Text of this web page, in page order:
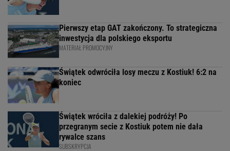
Pierwszy etap GAT zakończony. To strategiczna
inwestycja dla polskiego eksportu
MATERIAŁ PROMOCYJNY
Świątek odwróciła losy meczu z Kostiuk! 6:2 na
koniec
Świątek wróciła z dalekiej podróży! Po
przegranym secie z Kostiuk potem nie dała
rywalce szans
SUBSKRYPCJA